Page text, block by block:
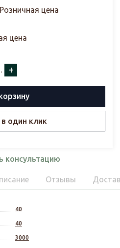
Розничная цена
цена
+
в один клик
консультацию
Отзывы
40
40
3000